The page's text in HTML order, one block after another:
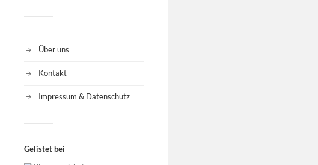
Über uns
Kontakt
Impressum & Datenschutz
Gelistet bei